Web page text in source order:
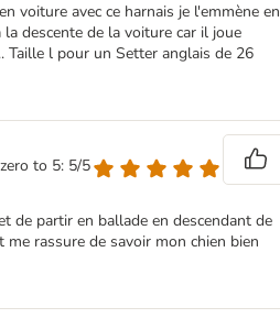
voiture avec ce harnais je l'emmène en
descente de la voiture car il joue
Taille l pour un Setter anglais de 26
to 5: 5/5
de partir en ballade en descendant de
rassure de savoir mon chien bien